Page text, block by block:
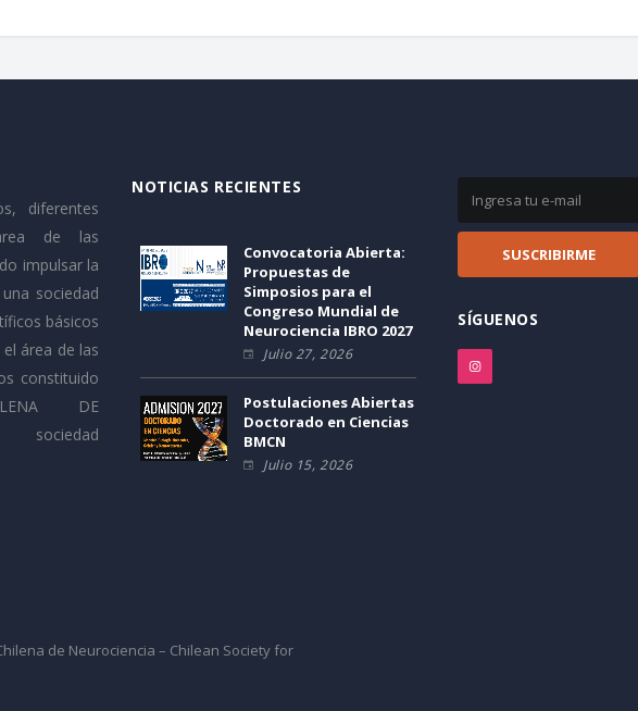
diferentes
de las
impulsar la
sociedad
básicos
área de las
constituido
DE
sociedad
NOTICIAS RECIENTES
Convocatoria Abierta:
Propuestas de
Simposios para el
Congreso Mundial de
Neurociencia IBRO 2027
Julio 27, 2026
Postulaciones Abiertas
Doctorado en Ciencias
BMCN
Julio 15, 2026
SÍGUENOS
de Neurociencia – Chilean Society for